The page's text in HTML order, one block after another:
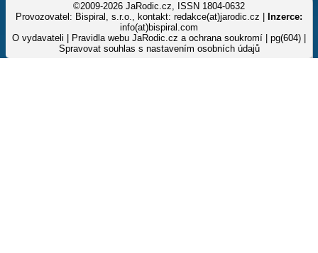
©2009-2026 JaRodic.cz, ISSN 1804-0632
Provozovatel: Bispiral, s.r.o., kontakt: redakce(at)jarodic.cz |
Inzerce:
info(at)bispiral.com
O vydavateli
Pravidla webu JaRodic.cz a ochrana soukromí | pg(604) |
Spravovat souhlas s nastavením osobních údajů